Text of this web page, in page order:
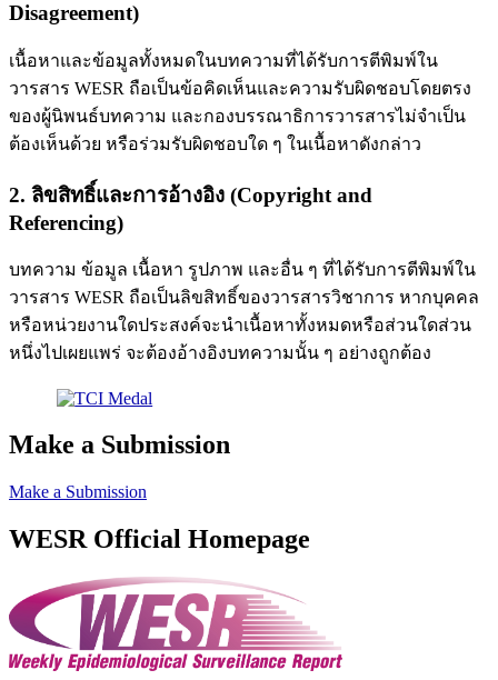
Disagreement)
เนื้อหาและข้อมูลทั้งหมดในบทความที่ได้รับการตีพิมพ์ใน
วารสาร WESR ถือเป็นข้อคิดเห็นและความรับผิดชอบโดยตรง
ของผู้นิพนธ์บทความ และกองบรรณาธิการวารสารไม่จำเป็น
ต้องเห็นด้วย หรือร่วมรับผิดชอบใด ๆ ในเนื้อหาดังกล่าว
2. ลิขสิทธิ์และการอ้างอิง (Copyright and
Referencing)
บทความ ข้อมูล เนื้อหา รูปภาพ และอื่น ๆ ที่ได้รับการตีพิมพ์ใน
วารสาร WESR ถือเป็นลิขสิทธิ์ของวารสารวิชาการ หากบุคคล
หรือหน่วยงานใดประสงค์จะนำเนื้อหาทั้งหมดหรือส่วนใดส่วน
หนึ่งไปเผยแพร่ จะต้องอ้างอิงบทความนั้น ๆ อย่างถูกต้อง
Make a Submission
Make a Submission
WESR Official Homepage